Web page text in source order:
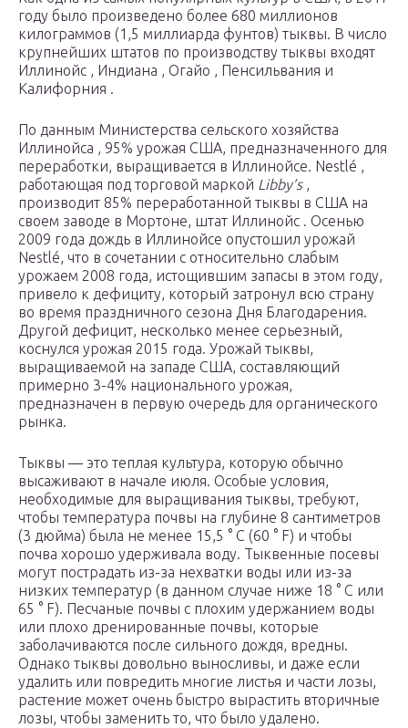
году было произведено более 680 миллионов
килограммов (1,5 миллиарда фунтов) тыквы. В число
крупнейших штатов по производству тыквы входят
Иллинойс , Индиана , Огайо , Пенсильвания и
Калифорния .
По данным Министерства сельского хозяйства
Иллинойса , 95% урожая США, предназначенного для
переработки, выращивается в Иллинойсе. Nestlé ,
работающая под торговой маркой Libby’s,
производит 85% переработанной тыквы в США на
своем заводе в Мортоне, штат Иллинойс . Осенью
2009 года дождь в Иллинойсе опустошил урожай
Nestlé, что в сочетании с относительно слабым
урожаем 2008 года, истощившим запасы в этом году,
привело к дефициту, который затронул всю страну
во время праздничного сезона Дня Благодарения.
Другой дефицит, несколько менее серьезный,
коснулся урожая 2015 года. Урожай тыквы,
выращиваемой на западе США, составляющий
примерно 3-4% национального урожая,
предназначен в первую очередь для органического
рынка.
Тыквы — это теплая культура, которую обычно
высаживают в начале июля. Особые условия,
необходимые для выращивания тыквы, требуют,
чтобы температура почвы на глубине 8 сантиметров
(3 дюйма) была не менее 15,5 ° C (60 ° F) и чтобы
почва хорошо удерживала воду. Тыквенные посевы
могут пострадать из-за нехватки воды или из-за
низких температур (в данном случае ниже 18 ° C или
65 ° F). Песчаные почвы с плохим удержанием воды
или плохо дренированные почвы, которые
заболачиваются после сильного дождя, вредны.
Однако тыквы довольно выносливы, и даже если
удалить или повредить многие листья и части лозы,
растение может очень быстро вырастить вторичные
лозы, чтобы заменить то, что было удалено.